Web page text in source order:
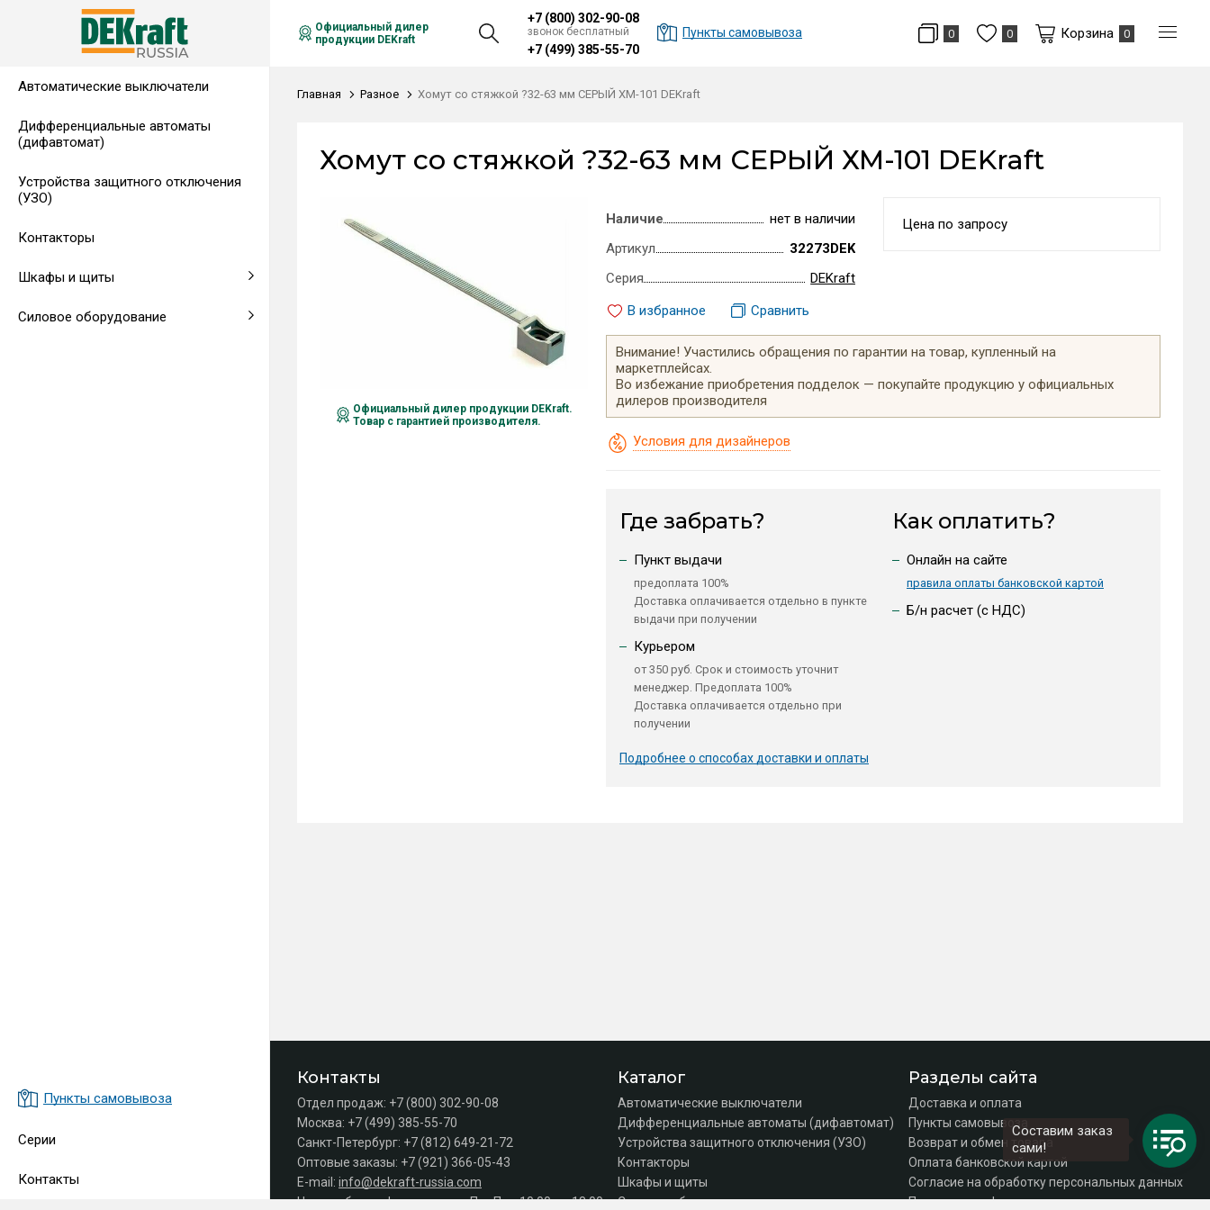
Автоматические выключатели
Дифференциальные автоматы
(дифавтомат)
Устройства защитного отключения
(УЗО)
Контакторы
Шкафы и щиты
Распределительные щиты,
Напольные щиты
Клеммы и комплектующие
Клеммы на DIN-рейку
Аксессуары для щитов
Силовое оборудование
Автоматические выключатели в
Аксессуары
Предохранители
Щитовые приборы
Амперметры
Автоматические воздушные
выключатели
Воздушные автоматические
Пункты самовывоза
Серии
Контакты
Официальный дилер
продукции DEKraft
+7 (800) 302-90-08
звонок бесплатный
+7 (499) 385-55-70
Пункты самовывоза 0 0 Корзина 0
Главная Разное Хомут со стяжкой ?32-63 мм СЕРЫЙ ХМ-101 DEKraft
Хомут со стяжкой ?32-63 мм СЕРЫЙ ХМ-101 DEKraft
Официальный дилер продукции DEKraft.
Товар с гарантией производителя.
Цена по запросу
Наличие
нет в наличии
Артикул
32273DEK
Серия
DEKraft
В избранное
Сравнить
Внимание! Участились обращения по гарантии на товар, купленный на
маркетплейсах.
Во избежание приобретения подделок — покупайте продукцию у официальных
дилеров производителя
Условия для дизайнеров
Где забрать?
Пункт выдачи
предоплата 100%
Доставка оплачивается отдельно в пункте
выдачи при получении
Курьером
от 350 руб. Срок и стоимость уточнит
менеджер. Предоплата 100%
Доставка оплачивается отдельно при
получении
Подробнее о способах доставки и оплаты
Как оплатить?
Онлайн на сайте
правила оплаты банковской картой
Б/н расчет (c НДС)
Контакты
Отдел продаж: +7 (800) 302-90-08
Москва: +7 (499) 385-55-70
Санкт-Петербург: +7 (812) 649-21-72
Оптовые заказы: +7 (921) 366-05-43
E-mail: info@dekraft-russia.com
Часы работы офиса продаж: Пн–Пт с 10:00 до 18:00
Каталог
Автоматические выключатели
Дифференциальные автоматы (дифавтомат)
Устройства защитного отключения (УЗО)
Контакторы
Шкафы и щиты
Силовое оборудование
Разделы сайта
Доставка и оплата
Пункты самовывоза
Возврат и обмен товара
Оплата банковской картой
Согласие на обработку персональных данных
Политика конфиденциальности
Составим заказ
сами!